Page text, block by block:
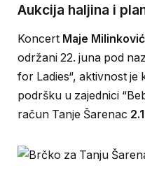
Aukcija haljina i
Koncert Maje Milinković
održani 22. juna pod
for Ladies“, aktivnost
podršku u zajednici
račun Tanje Šarenac